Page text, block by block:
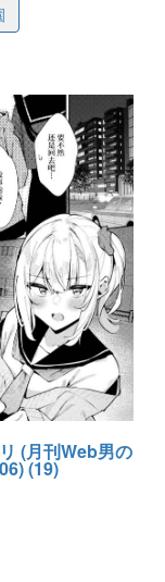
(月刊Web男の
(19)